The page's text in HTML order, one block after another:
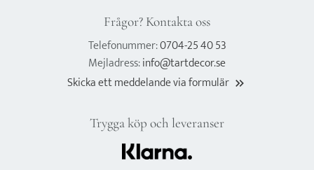
Frågor? Kontakta oss
Telefonummer:0704-25 40 53
Mejladress:info@tartdecor.se
Skicka ett meddelande via formulär keyboard_double_arrow_right
Trygga köp och leveranser